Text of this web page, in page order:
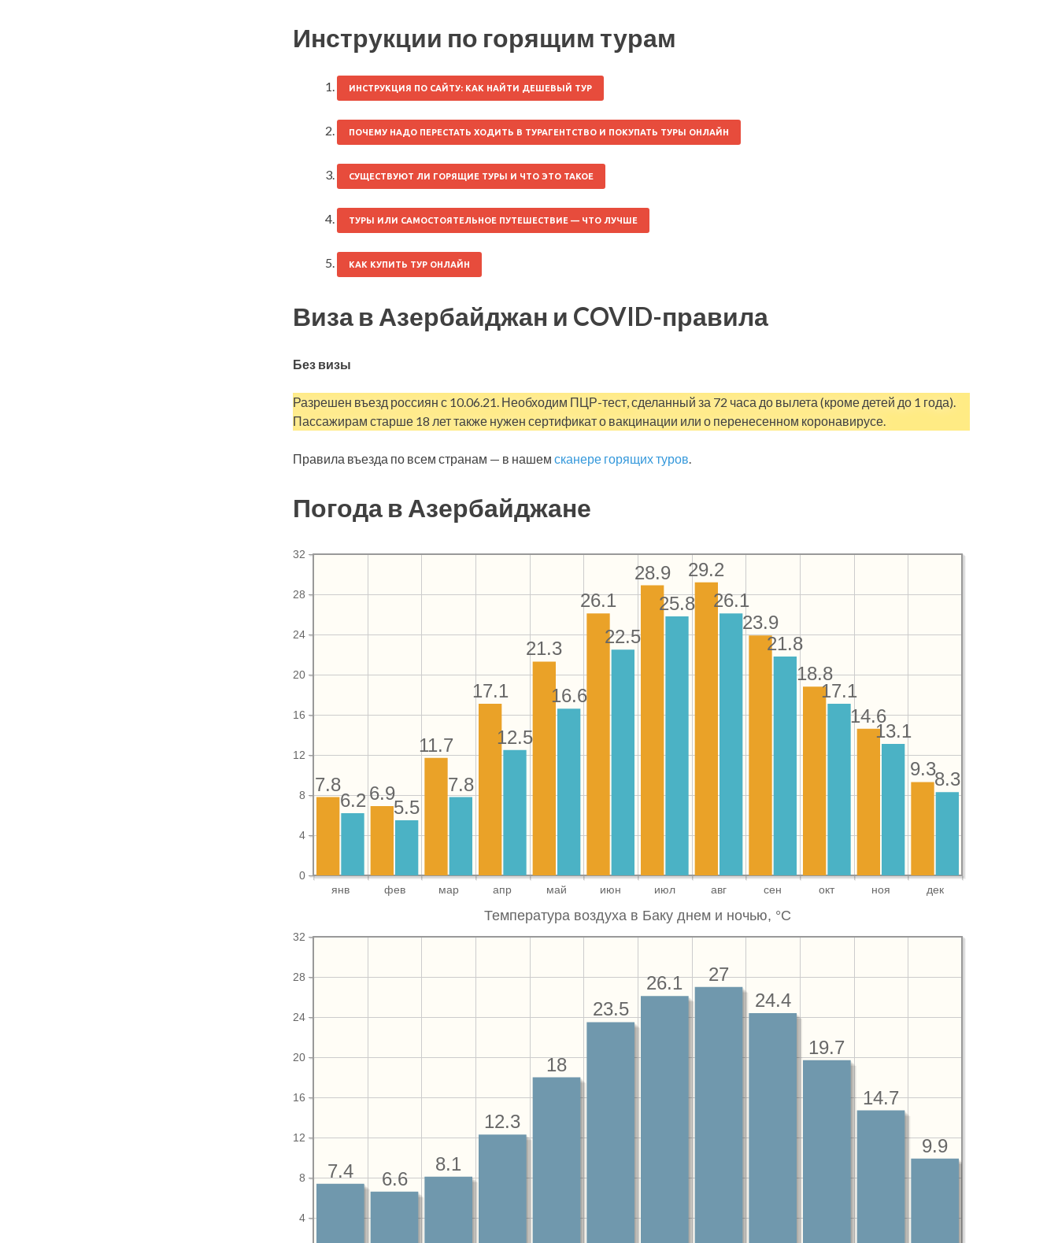
Инструкции по горящим турам
ИНСТРУКЦИЯ ПО САЙТУ: КАК НАЙТИ ДЕШЕВЫЙ ТУР
ПОЧЕМУ НАДО ПЕРЕСТАТЬ ХОДИТЬ В ТУРАГЕНТСТВО И ПОКУПАТЬ ТУРЫ ОНЛАЙН
СУЩЕСТВУЮТ ЛИ ГОРЯЩИЕ ТУРЫ И ЧТО ЭТО ТАКОЕ
ТУРЫ ИЛИ САМОСТОЯТЕЛЬНОЕ ПУТЕШЕСТВИЕ — ЧТО ЛУЧШЕ
КАК КУПИТЬ ТУР ОНЛАЙН
Виза в Азербайджан и COVID-правила
Без визы
Разрешен въезд россиян с 10.06.21. Необходим ПЦР-тест, сделанный за 72 часа до вылета (кроме детей до 1 года).
Пассажирам старше 18 лет также нужен сертификат о вакцинации или о перенесенном коронавирусе.
Правила въезда по всем странам — в нашем сканере горящих туров.
Погода в Азербайджане